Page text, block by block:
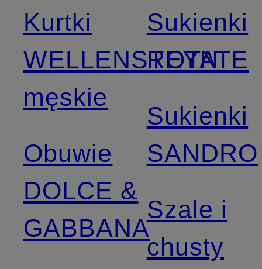
Kurtki
WELLENSTEYN
męskie
Obuwie
DOLCE &
GABBANA
Sukienki
ROTATE
Sukienki
SANDRO
Szale i
chusty